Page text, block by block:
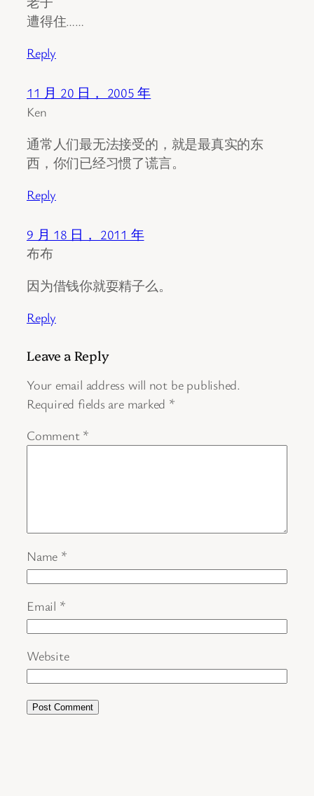
遭得住……
Reply
11 月 20 日， 2005 年
Ken
通常人们最无法接受的，就是最真实的东
西，你们已经习惯了谎言。
Reply
9 月 18 日， 2011 年
布布
因为借钱你就耍精子么。
Reply
Leave a Reply
Your email address will not be published.
Required fields are marked *
Comment *
Name *
Email *
Website